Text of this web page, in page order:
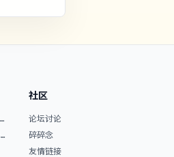
社区
论坛讨论
碎碎念
友情链接